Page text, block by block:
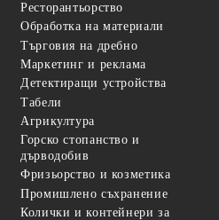
Ресторантьорство
Обработка на материали
Търговия на дребно
Маркетинг и реклама
Детектиращи устройства
Табели
Агрикултура
Горско стопанство и
дърводобив
Фризьорство и козметика
Промишлено съхранение
Колички и контейнери за